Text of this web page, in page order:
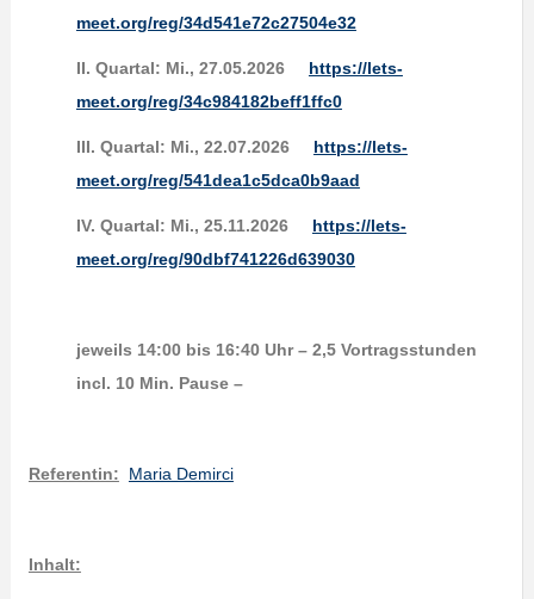
meet.org/reg/34d541e72c27504e32
II. Quartal: Mi., 27.05.2026 https://lets-
meet.org/reg/34c984182beff1ffc0
III. Quartal: Mi., 22.07.2026 https://lets-
meet.org/reg/541dea1c5dca0b9aad
IV. Quartal: Mi., 25.11.2026 https://lets-
meet.org/reg/90dbf741226d639030
jeweils 14:00 bis 16:40 Uhr – 2,5 Vortragsstunden
incl. 10 Min. Pause –
Referentin: Maria Demirci
Inhalt: